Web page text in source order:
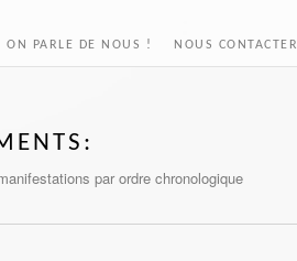
ON PARLE DE NOUS ! NOUS CONTACTER
par ordre chronologique